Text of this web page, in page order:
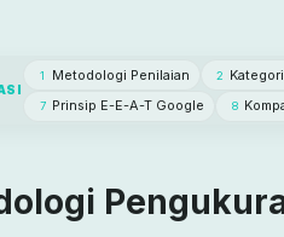
1 Metodologi Penilaian 2
7 Prinsip E-E-A-T Google 8